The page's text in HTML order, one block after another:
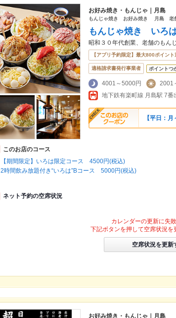
お好み焼き・もんじゃ｜月島
もんじゃ焼き お好み焼き 月島
もんじゃ焼き いろ
昭和３０年代創業、老舗のもん
【アプリ予約限定】最大800ポイン
適格請求書発行事業者 ポイントつ
4001～5000円
2001
地下鉄有楽町線 月島駅 7
【平日：
このお店のコース
【期間限定】いろは限定コース 4500円(税込)
2時間飲み放題付き“いろは”Bコース 5000円(税込)
ネット予約の空席状況
カレンダーの更新に失敗
下記ボタンを押して空席状況を
空席状況を更新
お好み焼き・もんじゃ｜月島